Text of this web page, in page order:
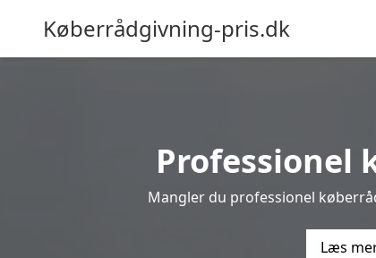
Køberrådgivning-pris.dk
Professionel
Mangler du professionel
Læs